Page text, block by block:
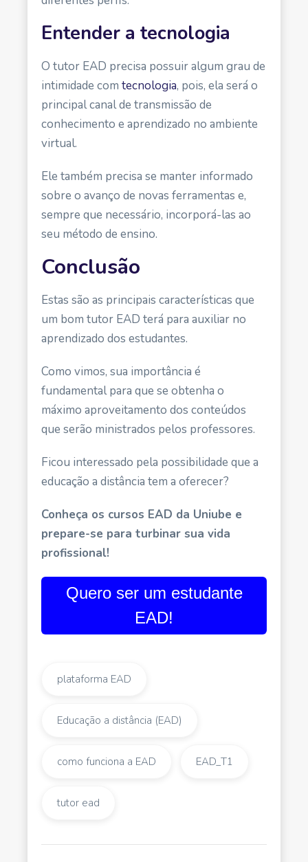
Entender a tecnologia
O tutor EAD precisa possuir algum grau de
intimidade com tecnologia, pois, ela será o
principal canal de transmissão de
conhecimento e aprendizado no ambiente
virtual.
Ele também precisa se manter informado
sobre o avanço de novas ferramentas e,
sempre que necessário, incorporá-las ao
seu método de ensino.
Conclusão
Estas são as principais características que
um bom tutor EAD terá para auxiliar no
aprendizado dos estudantes.
Como vimos, sua importância é
fundamental para que se obtenha o
máximo aproveitamento dos conteúdos
que serão ministrados pelos professores.
Ficou interessado pela possibilidade que a
educação a distância tem a oferecer?
Conheça os cursos EAD da Uniube e
prepare-se para turbinar sua vida
profissional!
Quero ser um estudante
EAD!
plataforma EAD
Educação a distância (EAD)
como funciona a EAD EAD_T1
tutor ead